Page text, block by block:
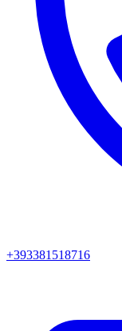
+393381518716